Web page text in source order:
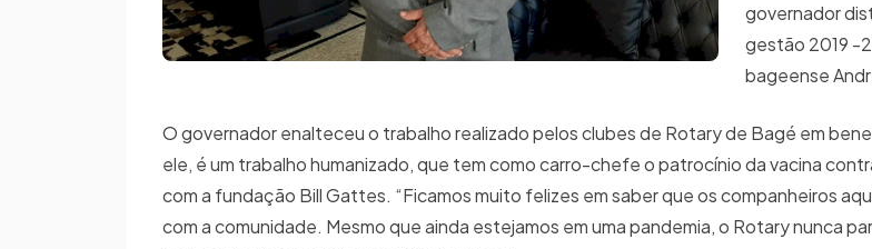
governador
gestão 2019 -
bageense
O governador enalteceu o trabalho realizado pelos clubes de Rotary de Bagé em
ele, é um trabalho humanizado, que tem como carro-chefe o patrocínio da vacina
com a fundação Bill Gattes. “Ficamos muito felizes em saber que os companheiros
com a comunidade. Mesmo que ainda estejamos em uma pandemia, o Rotary nunca